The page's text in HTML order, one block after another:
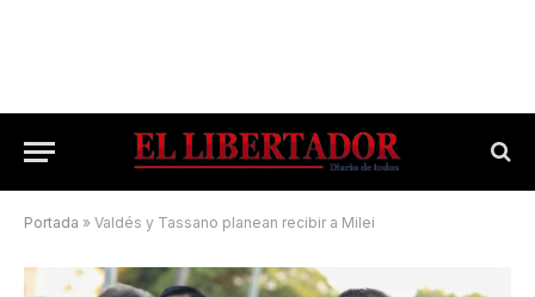
Portada » Valdés y Tassano planean recibir a Milei